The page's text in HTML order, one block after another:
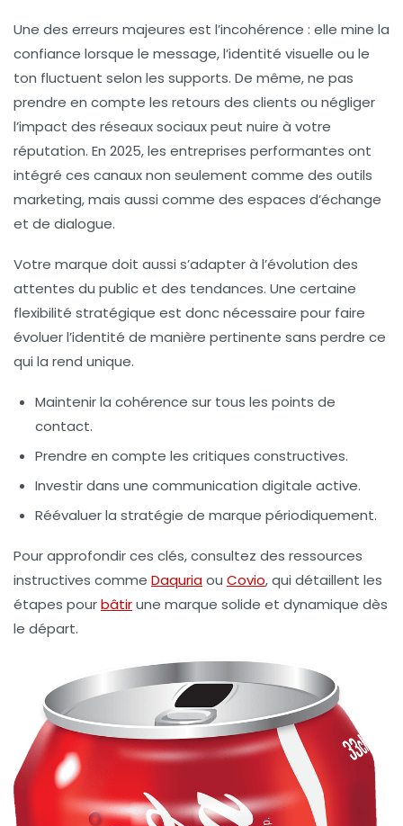
Une des erreurs majeures est l’incohérence : elle mine la
confiance lorsque le message, l’identité visuelle ou le
ton fluctuent selon les supports. De même, ne pas
prendre en compte les retours des clients ou négliger
l’impact des réseaux sociaux peut nuire à votre
réputation. En 2025, les entreprises performantes ont
intégré ces canaux non seulement comme des outils
marketing, mais aussi comme des espaces d’échange
et de dialogue.
Votre marque doit aussi s’adapter à l’évolution des
attentes du public et des tendances. Une certaine
flexibilité stratégique est donc nécessaire pour faire
évoluer l’identité de manière pertinente sans perdre ce
qui la rend unique.
Maintenir la cohérence sur tous les points de
contact.
Prendre en compte les critiques constructives.
Investir dans une communication digitale active.
Réévaluer la stratégie de marque périodiquement.
Pour approfondir ces clés, consultez des ressources
instructives comme Daquriaou Covio, qui détaillent les
étapes pourbâtirune marque solide et dynamique dès
le départ.